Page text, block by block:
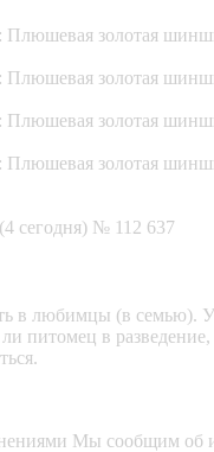
сегодня) № 112 637
в любимцы (в семью).
питомец в разведение,
Мы сообщим об